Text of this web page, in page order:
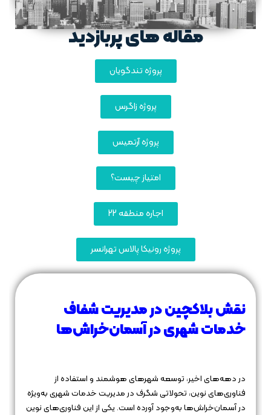
مقاله های پربازدید
پروژه تندگویان
پروژه زاگرس
پروژه آرتمیس
امتیاز چیست؟
اجاره منطقه 22
پروژه رونیکا پالاس تهرانسر
نقش بلاکچین در مدیریت شفاف
خدمات شهری در آسمان‌خراش‌ها
در دهه‌های اخیر، توسعه شهرهای هوشمند و استفاده از
فناوری‌های نوین، تحولاتی شگرف در مدیریت خدمات شهری به‌ویژه
در آسمان‌خراش‌ها به‌وجود آورده است. یکی از این فناوری‌های نوین